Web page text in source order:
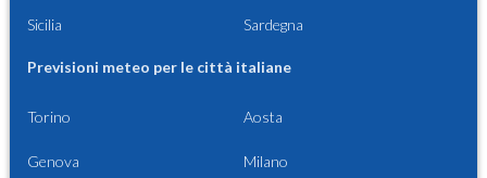
Sicilia Sardegna
Previsioni meteo per le città italiane
Torino Aosta
Genova Milano